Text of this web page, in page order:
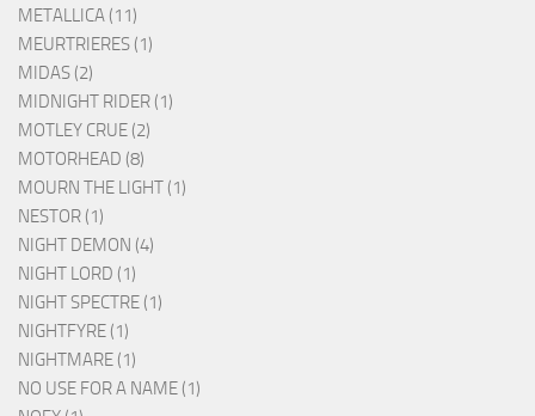
METALLICA (11)
MEURTRIERES (1)
MIDAS (2)
MIDNIGHT RIDER (1)
MOTLEY CRUE (2)
MOTORHEAD (8)
MOURN THE LIGHT (1)
NESTOR (1)
NIGHT DEMON (4)
NIGHT LORD (1)
NIGHT SPECTRE (1)
NIGHTFYRE (1)
NIGHTMARE (1)
NO USE FOR A NAME (1)